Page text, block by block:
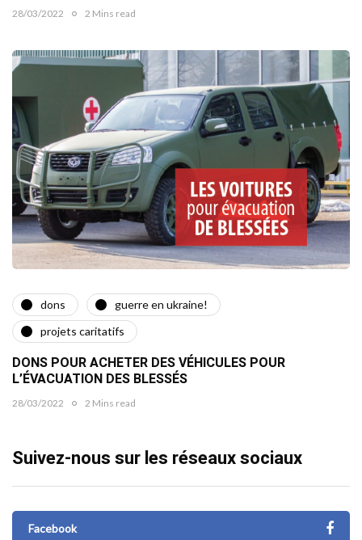
28/03/2022 2 Mins read
dons
guerre en ukraine!
projets caritatifs
DONS POUR ACHETER DES VÉHICULES POUR
L’ÉVACUATION DES BLESSÉS
28/03/2022 2 Mins read
Suivez-nous sur les réseaux sociaux
Facebook